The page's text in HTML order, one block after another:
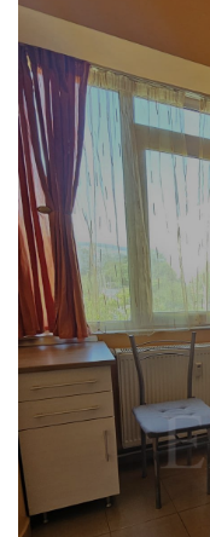
€114.500
Apartament
NORA
Cluj-Napoca,